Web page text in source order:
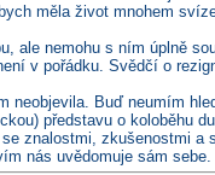
měla život mnohem
ale nemohu s ním úplně
v pořádku. Svědčí o
neobjevila. Buď neumím
představu o koloběhu
znalostmi, zkušenostmi
nás uvědomuje sám sebe.